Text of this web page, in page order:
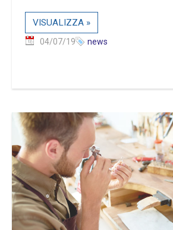
VISUALIZZA »
04/07/19 news